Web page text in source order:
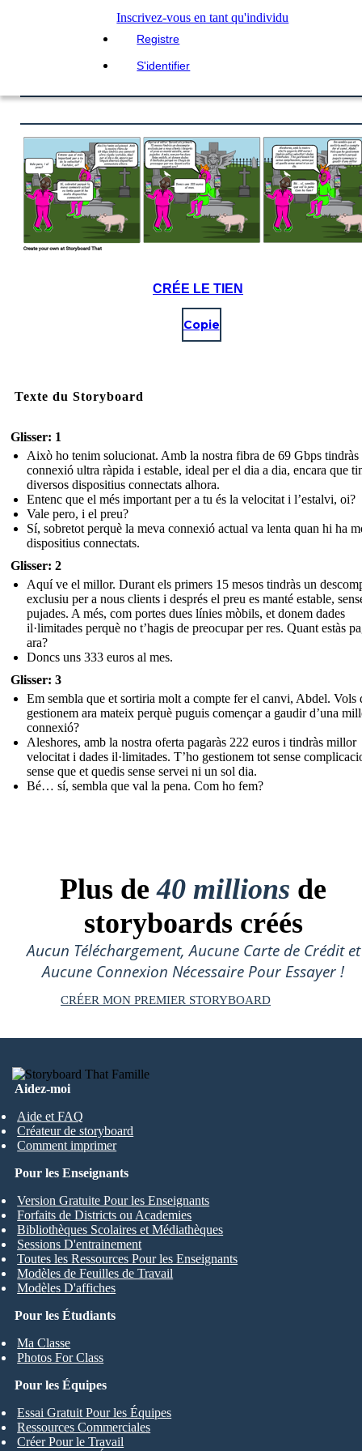
Inscrivez-vous en tant qu'individu
Registre
S'identifier
CRÉE LE TIEN
Copie
Texte du Storyboard
Glisser: 1
Això ho tenim solucionat. Amb la nostra fibra de 69 Gbps tindràs
connexió ultra ràpida i estable, ideal per el dia a dia, encara que
diversos dispositius connectats alhora.
Entenc que el més important per a tu és la velocitat i l’estalvi, oi?
Vale pero, i el preu?
Sí, sobretot perquè la meva connexió actual va lenta quan hi ha
dispositius connectats.
Glisser: 2
Aquí ve el millor. Durant els primers 15 mesos tindràs un
exclusiu per a nous clients i després el preu es manté estable,
pujades. A més, com portes dues línies mòbils, et donem dades
il·limitades perquè no t’hagis de preocupar per res. Quant estàs
ara?
Doncs uns 333 euros al mes.
Glisser: 3
Em sembla que et sortiria molt a compte fer el canvi, Abdel. Vols
gestionem ara mateix perquè puguis començar a gaudir d’una
connexió?
Aleshores, amb la nostra oferta pagaràs 222 euros i tindràs millor
velocitat i dades il·limitades. T’ho gestionem tot sense
sense que et quedis sense servei ni un sol dia.
Bé… sí, sembla que val la pena. Com ho fem?
Plus de40 millions de
storyboards créés
Aucun Téléchargement, Aucune Carte de Crédit et
Aucune Connexion Nécessaire Pour Essayer !
CRÉER MON PREMIER STORYBOARD
Aidez-moi
Aide et FAQ
Créateur de storyboard
Comment imprimer
Pour les Étudiants
Ma Classe
Photos For Class
Pour les Enseignants
Version Gratuite Pour les Enseignants
Forfaits de Districts ou Academies
Bibliothèques Scolaires et Médiathèques
Sessions D'entrainement
Toutes les Ressources Pour les Enseignants
Modèles de Feuilles de Travail
Modèles D'affiches
Pour les Équipes
Essai Gratuit Pour les Équipes
Ressources Commerciales
Créer Pour le Travail